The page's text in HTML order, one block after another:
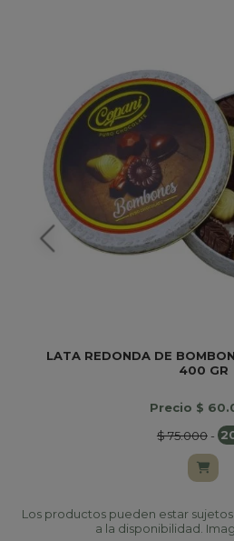
LATA REDONDA DE
400 GR
Precio $
$ 75.000-
Los productos pueden estar
a la disponibilidad.